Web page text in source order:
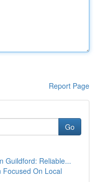
Report Page
Go
Guildford: Reliable...
Focused On Local